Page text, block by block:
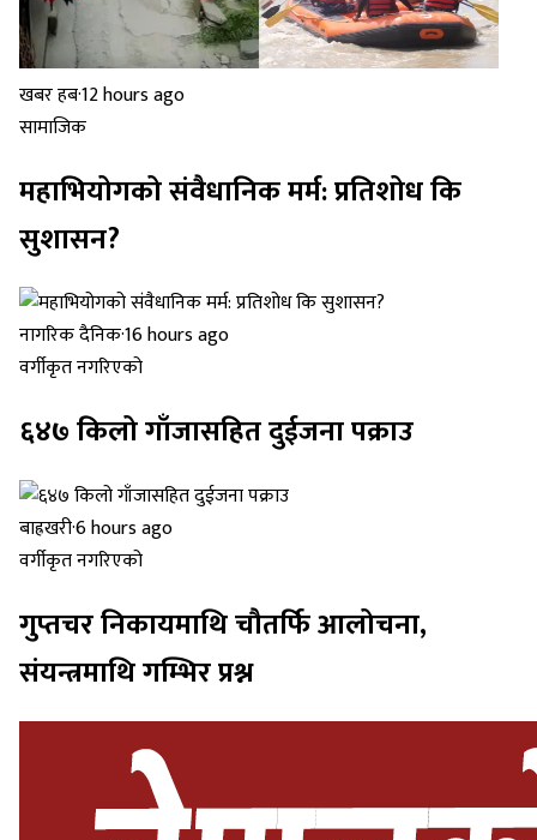
खबर हब·12 hours ago
सामाजिक
महाभियोगको संवैधानिक मर्म: प्रतिशोध कि
सुशासन?
नागरिक दैनिक·16 hours ago
वर्गीकृत नगरिएको
६४७ किलो गाँजासहित दुईजना पक्राउ
बाह्रखरी·6 hours ago
वर्गीकृत नगरिएको
गुप्तचर निकायमाथि चौतर्फि आलोचना,
संयन्त्रमाथि गम्भिर प्रश्न